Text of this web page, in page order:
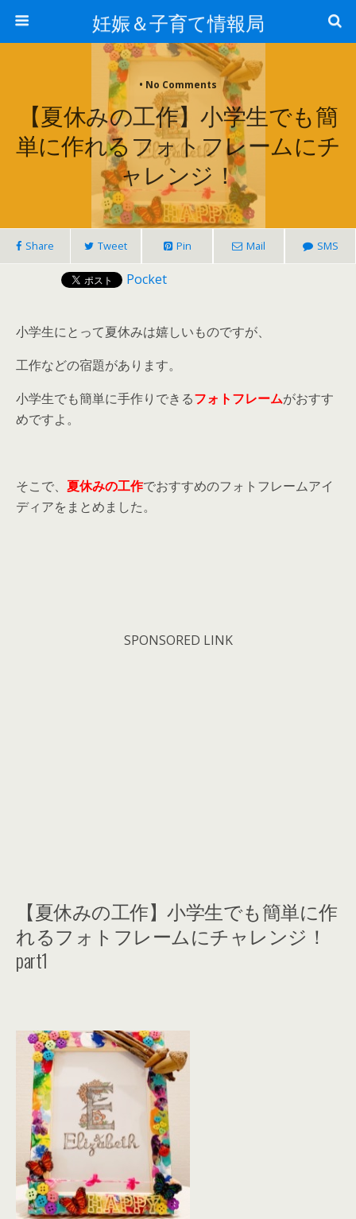
妊娠＆子育て情報局
• No Comments
【夏休みの工作】小学生でも簡
単に作れるフォトフレームにチ
ャレンジ！
Share Tweet Pin Mail SMS
Pocket
小学生にとって夏休みは嬉しいものですが、
工作などの宿題があります。
小学生でも簡単に手作りできるフォトフレームがおすす
めですよ。
そこで、 夏休みの工作でおすすめのフォトフレームアイ
ディアをまとめました。
SPONSORED LINK
【夏休みの工作】小学生でも簡単に作
れるフォトフレームにチャレンジ！
part1